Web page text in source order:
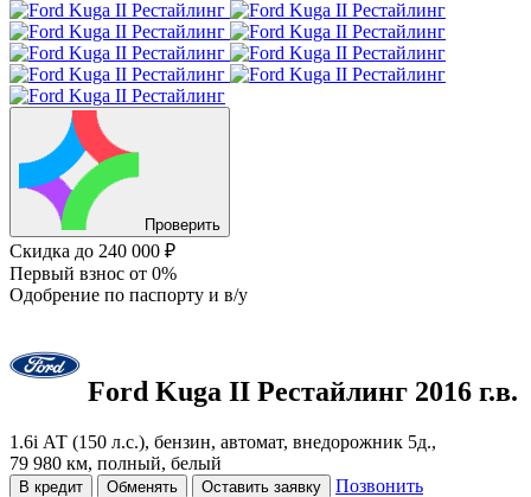
Проверить
Скидка до 240 000 ₽
Первый взнос от 0%
Одобрение по паспорту и в/у
Ford Kuga II Рестайлинг 2016 г.в.
1.6i АТ (150 л.с.), бензин, автомат, внедорожник 5д.,
79 980 км, полный, белый
В кредит Обменять Оставить заявку
Позвонить